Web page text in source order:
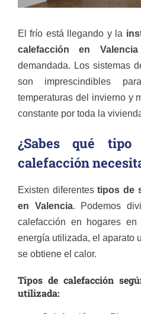
El frío está llegando y la
calefacción en Valencia
demandada. Los sistemas
son imprescindibles
temperaturas del invierno y
constante por toda la
¿Sabes qué
calefacción
Existen diferentestipos de
en Valencia. Podemos
calefacción en hogares
energía utilizada, el aparato
se obtiene el calor.
Tipos de calefacción
utilizada: